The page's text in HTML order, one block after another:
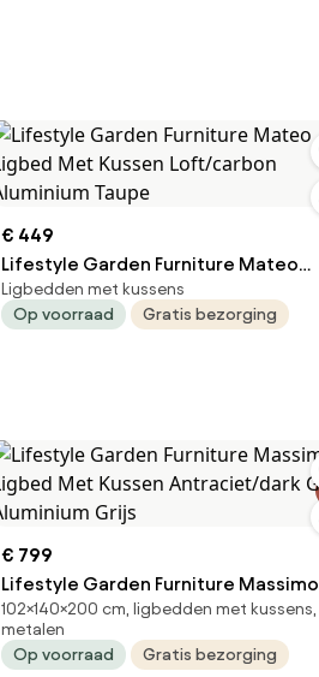
€ 449
Lifestyle Garden Furniture Mateo
Ligbed Met Kussen Loft/carbon
Aluminium Taupe
Ligbedden met kussens
Op voorraad
Gratis bezorging
€ 799
Lifestyle Garden Furniture Massimo
Ligbed Met Kussen Antraciet/dark
Grey Aluminium Grijs
102×140×200 cm, ligbedden met kussens,
metalen
Op voorraad
Gratis bezorging